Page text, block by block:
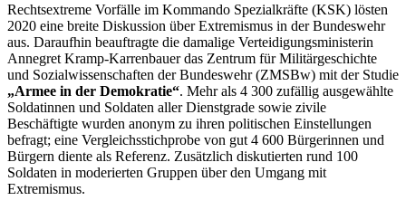
Rechtsextreme Vorfälle im Kommando Spezialkräfte (KSK) lösten
2020 eine breite Diskussion über Extremismus in der Bundeswehr
aus. Daraufhin beauftragte die damalige Verteidigungsministerin
Annegret Kramp-Karrenbauer das Zentrum für Militärgeschichte
und Sozialwissenschaften der Bundeswehr (ZMSBw) mit der Studie
„Armee in der Demokratie“. Mehr als 4 300 zufällig ausgewählte
Soldatinnen und Soldaten aller Dienstgrade sowie zivile
Beschäftigte wurden anonym zu ihren politischen Einstellungen
befragt; eine Vergleichsstichprobe von gut 4 600 Bürgerinnen und
Bürgern diente als Referenz. Zusätzlich diskutierten rund 100
Soldaten in moderierten Gruppen über den Umgang mit
Extremismus.